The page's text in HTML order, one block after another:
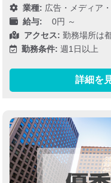
業種: 広告・メディア
給与: 0円 ～
アクセス: 勤務場所は
勤務条件: 週1日以上
詳細を